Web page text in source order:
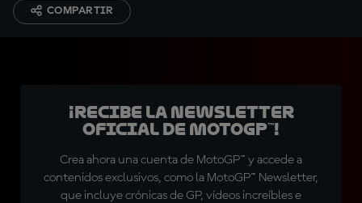
COMPARTIR
¡Recibe la Newsletter
oficial de MotoGP™!
Crea ahora una cuenta de MotoGP™ y accede a
contenidos exclusivos, como la MotoGP™ Newsletter,
que incluye crónicas de GP, vídeos increíbles e